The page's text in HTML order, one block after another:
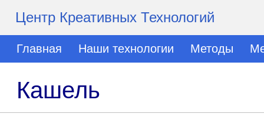
Центр Креативных Технологий
Главная Наши технологии Методы
Кашель